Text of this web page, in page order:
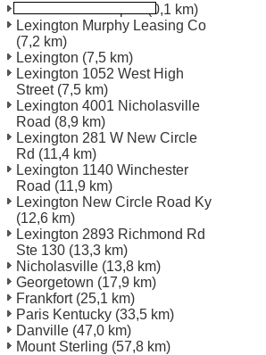
(0,1 km)
Lexington Murphy Leasing Co
(7,2 km)
Lexington (7,5 km)
Lexington 1052 West High
Street(7,5 km)
Lexington 4001 Nicholasville
Road (8,9 km)
Lexington 281 W New Circle
Rd (11,4 km)
Lexington 1140 Winchester
Road (11,9 km)
Lexington New Circle Road Ky
(12,6 km)
Lexington 2893 Richmond Rd
Ste 130 (13,3 km)
Nicholasville (13,8 km)
Georgetown (17,9 km)
Frankfort(25,1 km)
Paris Kentucky (33,5 km)
Danville (47,0 km)
Mount Sterling (57,8 km)